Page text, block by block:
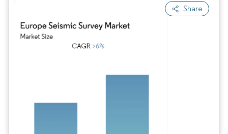
Share